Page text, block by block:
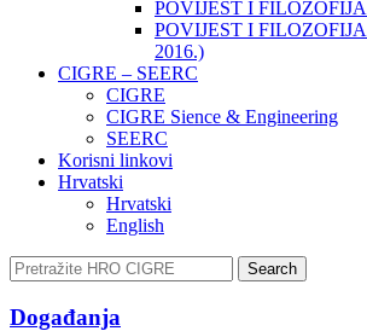
POVIJEST I
POVIJEST I
2016.)
CIGRE – SEERC
CIGRE
CIGRE Sience & Engineering
SEERC
Korisni linkovi
Hrvatski
Hrvatski
English
Search
Događanja​